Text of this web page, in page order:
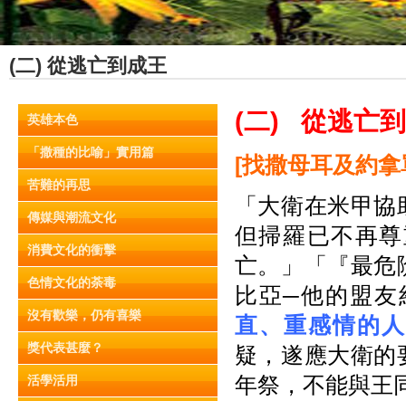
(二) 從逃亡到成王
英雄本色
「撒種的比喻」實用篇
苦難的再思
傳媒與潮流文化
消費文化的衝擊
色情文化的荼毒
沒有歡樂，仍有喜樂
獎代表甚麼？
活學活用
(二) 從逃亡
[找撒母耳及約
「大衛在米甲
但掃羅已不再
亡。」「『最危
比亞─他的盟
直、重感情的
疑，遂應大衛的
年祭，不能與王